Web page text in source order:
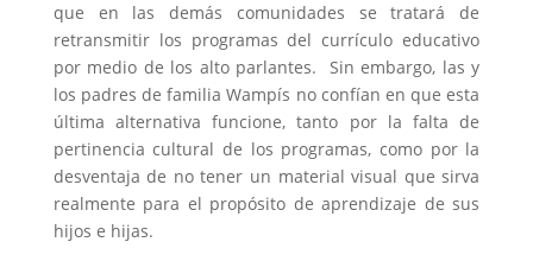
que en las demás comunidades se tratará de
retransmitir los programas del currículo educativo
por medio de los alto parlantes. Sin embargo, las y
los padres de familia Wampís no confían en que esta
última alternativa funcione, tanto por la falta de
pertinencia cultural de los programas, como por la
desventaja de no tener un material visual que sirva
realmente para el propósito de aprendizaje de sus
hijos e hijas.